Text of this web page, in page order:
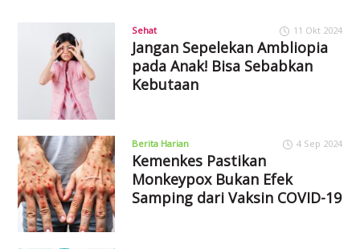
Sehat 11 Okt 2024
Jangan Sepelekan Ambliopia
pada Anak! Bisa Sebabkan
Kebutaan
Berita Harian 4 Sep 2024
Kemenkes Pastikan
Monkeypox Bukan Efek
Samping dari Vaksin COVID-19